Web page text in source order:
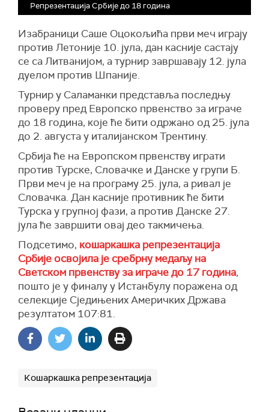
Репрезентација Србије до 18 година
Изабраници Саше Оцокољића први меч играју
против Летоније 10. јула, дан касније састају
се са Литванијом, а турнир завршавају 12. јула
дуелом против Шпаније.
Турнир у Саламанки представља последњу
проверу пред Европско првенство за играче
до 18 година, које ће бити одржано од 25. јула
до 2. августа у италијанском Трентину.
Србија ће на Европском првенству играти
против Турске, Словачке и Данске у групи Б.
Први меч је на програму 25. јула, а ривал је
Словачка. Дан касније противник ће бити
Турска у групној фази, а против Данске 27.
јула ће завршити овај део такмичења.
Подсетимо, кошаркашка репрезентација
Србије освојила је сребрну медаљу на
Светском првенству за играче до 17 година,
пошто је у финалу у Истанбулу поражена од
селекције Сједињених Америчких Држава
резултатом 107:81.
Кошаркашка репрезентација